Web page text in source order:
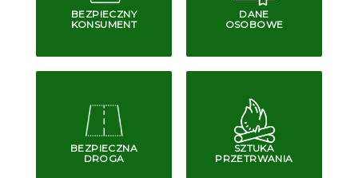
BEZPIECZNY
KONSUMENT
DANE
OSOBOWE
BEZPIECZNA
DROGA
SZTUKA
PRZETRWANIA